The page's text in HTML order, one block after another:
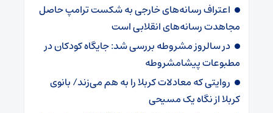
اعتراف رسانه‌های خارجی به شکست ترامپ حاصل
مجاهدت رسانه‌های انقلابی است
در سالروز مشروطه بررسی شد: جایگاه کودکان در
مطبوعات پیشامشروطه
روایتی که معادلات کربلا را به هم می‌زند/ بانوی
کربلا از نگاه یک مسیحی